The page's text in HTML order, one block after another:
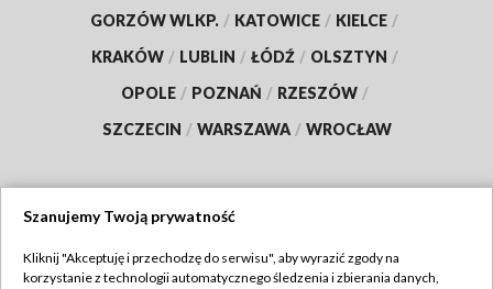
GORZÓW WLKP. / KATOWICE / KIELCE /
KRAKÓW / LUBLIN / ŁÓDŹ / OLSZTYN /
OPOLE / POZNAŃ / RZESZÓW /
SZCZECIN / WARSZAWA / WROCŁAW
TVP
Szanujemy Twoją prywatność
Kliknij "Akceptuję i przechodzę do serwisu", aby wyrazić zgody na
korzystanie z technologii automatycznego śledzenia i zbierania danych,